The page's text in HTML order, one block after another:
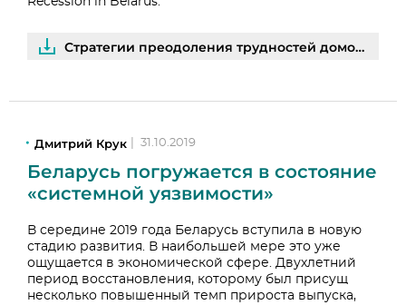
Стратегии преодоления трудностей домохозяйств в период рецессии 2015–2016 | PDF
Дмитрий Крук 31.10.2019
Беларусь погружается в состояние
«системной уязвимости»
В середине 2019 года Беларусь вступила в новую
стадию развития. В наибольшей мере это уже
ощущается в экономической сфере. Двухлетний
период восстановления, которому был присущ
несколько повышенный темп прироста выпуска,